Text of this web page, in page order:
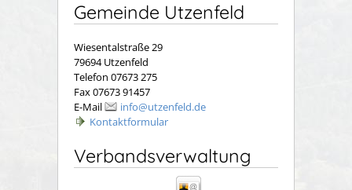
Gemeinde Utzenfeld
Wiesentalstraße 29
79694 Utzenfeld
Telefon 07673 275
Fax 07673 91457
E-Mail
info@utzenfeld.de
Kontaktformular
Verbandsverwaltung